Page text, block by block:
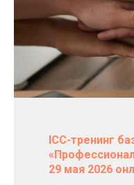
ICC-тренинг
29 мая 2026